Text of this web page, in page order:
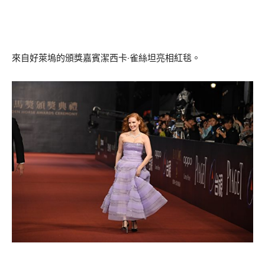
來自好萊塢的頒獎嘉賓潔西卡‧雀絲坦亮相紅毯。